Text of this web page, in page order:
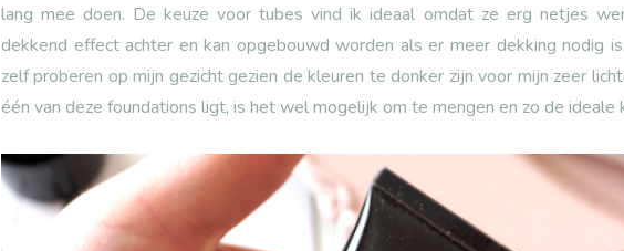
lang mee doen. De keuze voor tubes vind ik ideaal omdat ze erg netjes
dekkend effect achter en kan opgebouwd worden als er meer dekking nodig
zelf proberen op mijn gezicht gezien de kleuren te donker zijn voor mijn zeer
één van deze foundations ligt, is het wel mogelijk om te mengen en zo de ideale